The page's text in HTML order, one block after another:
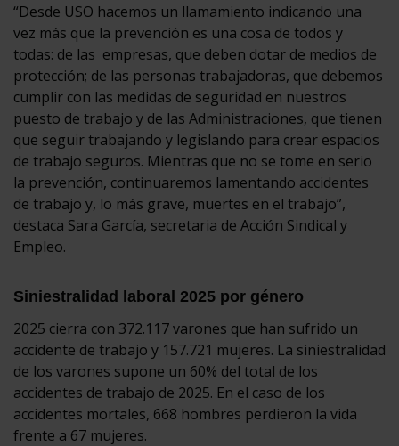
“Desde USO hacemos un llamamiento indicando una
vez más que la prevención es una cosa de todos y
todas: de las empresas, que deben dotar de medios de
protección; de las personas trabajadoras, que debemos
cumplir con las medidas de seguridad en nuestros
puesto de trabajo y de las Administraciones, que tienen
que seguir trabajando y legislando para crear espacios
de trabajo seguros. Mientras que no se tome en serio
la prevención, continuaremos lamentando accidentes
de trabajo y, lo más grave, muertes en el trabajo”,
destaca Sara García, secretaria de Acción Sindical y
Empleo.
Siniestralidad laboral 2025 por género
2025 cierra con 372.117 varones que han sufrido un
accidente de trabajo y 157.721 mujeres. La siniestralidad
de los varones supone un 60% del total de los
accidentes de trabajo de 2025. En el caso de los
accidentes mortales, 668 hombres perdieron la vida
frente a 67 mujeres.